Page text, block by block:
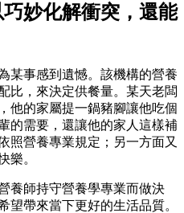
妙化解衝突，還能
某事感到遺憾。該機構的營養
比，來決定供餐量。某天老闆
他的家屬提一鍋豬腳讓他吃個
的需要，還讓他的家人這樣補
照營養專業規定；另一方面又
樂。
養師持守營養學專業而做決
望帶來當下更好的生活品質。